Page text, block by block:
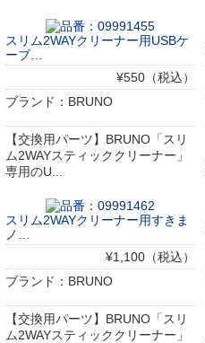
スリム2WAYクリーナー用USBケ
ーブ…
¥550（税込）
ブランド：BRUNO
【交換用パーツ】BRUNO「スリ
ム2WAYスティッククリーナー」
専用のU...
スリム2WAYクリーナー用すきま
ノ…
¥1,100（税込）
ブランド：BRUNO
【交換用パーツ】BRUNO「スリ
ム2WAYスティッククリーナー」